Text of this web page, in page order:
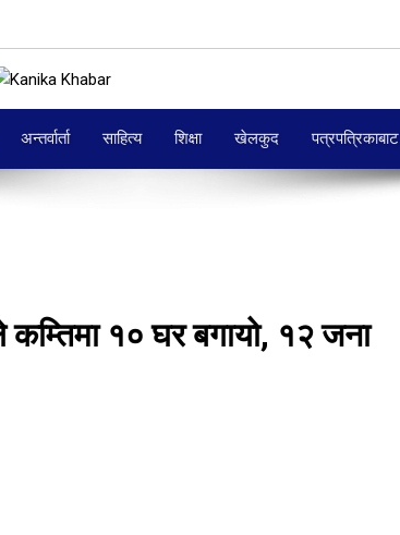
अन्तर्वार्ता साहित्य शिक्षा खेलकुद पत्रपत्रिकाबाट
१० घर बगायो, १२ जना